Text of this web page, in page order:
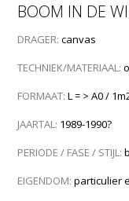
BOOM IN DE
DRAGER: canvas
TECHNIEK/MATERIAAL:
FORMAAT: L = > A0 /
JAARTAL: 1989-1990?
PERIODE / FASE / STIJL:
EIGENDOM: particulier